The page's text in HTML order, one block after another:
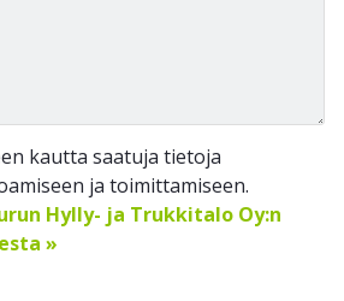
kautta saatuja tietoja
ja toimittamiseen.
Hylly- ja Trukkitalo Oy:n
»